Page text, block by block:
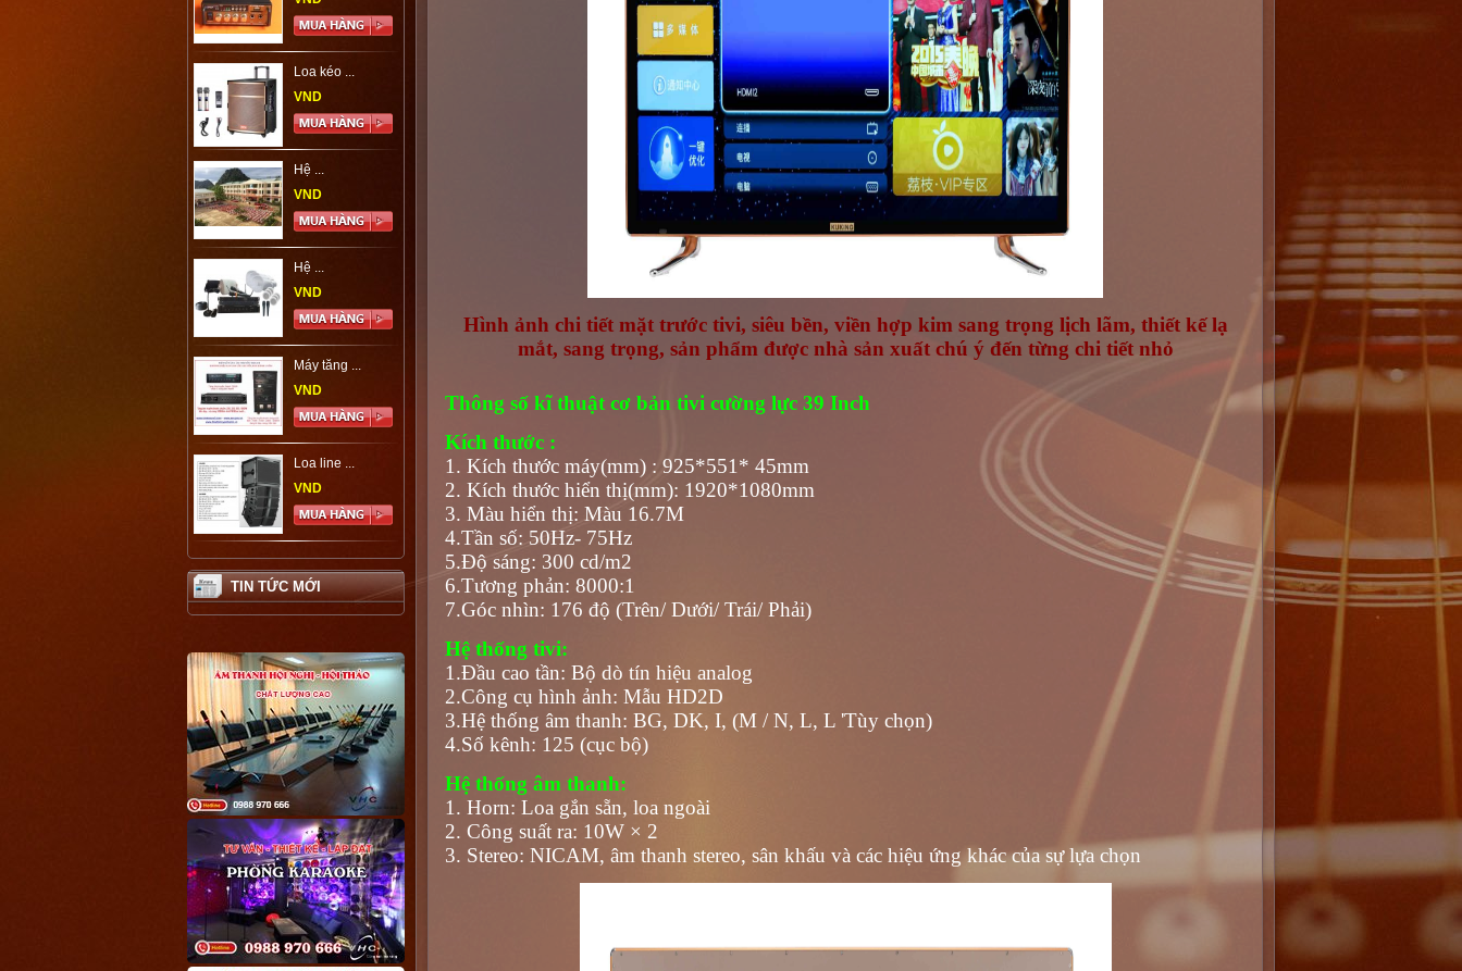
Loa kéo ...
VND
Hệ ...
VND
Hệ ...
VND
Máy tăng ...
VND
Loa line ...
VND
TIN TỨC MỚI
Hình ảnh chi tiết mặt trước tivi, siêu bền, viền hợp kim sang trọng lịch lãm, thiết kế lạ
mắt, sang trọng, sản phẩm được nhà sản xuất chú ý đến từng chi tiết nhỏ
Thông số kĩ thuật cơ bản tivi cường lực 39 Inch
Kích thước :
1. Kích thước máy(mm) : 925*551* 45mm
2. Kích thước hiển thị(mm): 1920*1080mm
3. Màu hiển thị: Màu 16.7M
4.Tần số: 50Hz- 75Hz
5.Độ sáng: 300 cd/m2
6.Tương phản: 8000:1
7.Góc nhìn: 176 độ (Trên/ Dưới/ Trái/ Phải)
Hệ thống tivi:
1.Đầu cao tần: Bộ dò tín hiệu analog
2.Công cụ hình ảnh: Mẫu HD2D
3.Hệ thống âm thanh: BG, DK, I, (M / N, L, L 'Tùy chọn)
4.Số kênh: 125 (cục bộ)
Hệ thống âm thanh:
1. Horn: Loa gắn sẵn, loa ngoài
2. Công suất ra: 10W × 2
3. Stereo: NICAM, âm thanh stereo, sân khấu và các hiệu ứng khác của sự lựa chọn